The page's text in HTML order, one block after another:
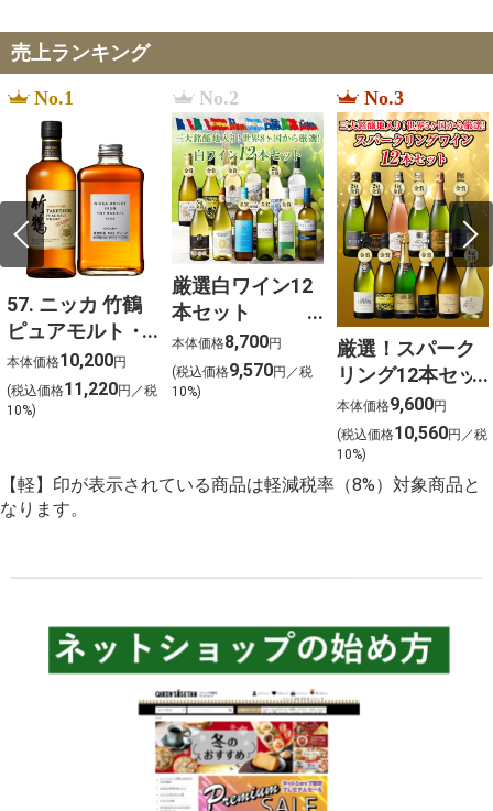
売上ランキング
No.1
57. ニッカ 竹鶴
ピュアモルト・
フロムザバレル
ウイスキー2本セ
ット【北海道ご
本体価格10,200円
(税込価格11,220円／税
10%)
No.2
厳選白ワイン12
本セット
750ml×12
本体価格8,700円
(税込価格9,570円／税
10%)
No.3
厳選！スパーク
リング12本セッ
ト 金賞受賞ワイ
ンを含む１２本
を選びました！
本体価格9,600円
(税込価格10,560円／税
10%)
【軽】印が表示されている商品は軽減税率（8%）対象商品と
なります。